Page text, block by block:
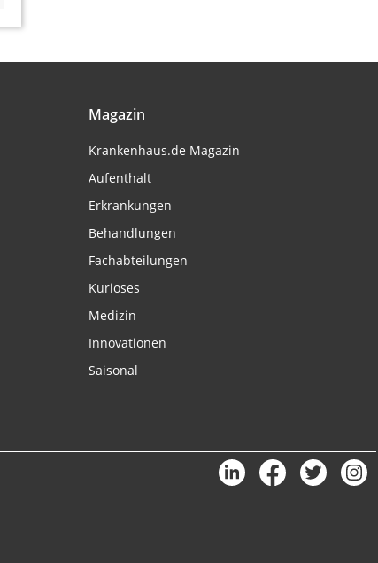
Magazin
Krankenhaus.de Magazin
Aufenthalt
Erkrankungen
Behandlungen
Fachabteilungen
Kurioses
Medizin
Innovationen
Saisonal